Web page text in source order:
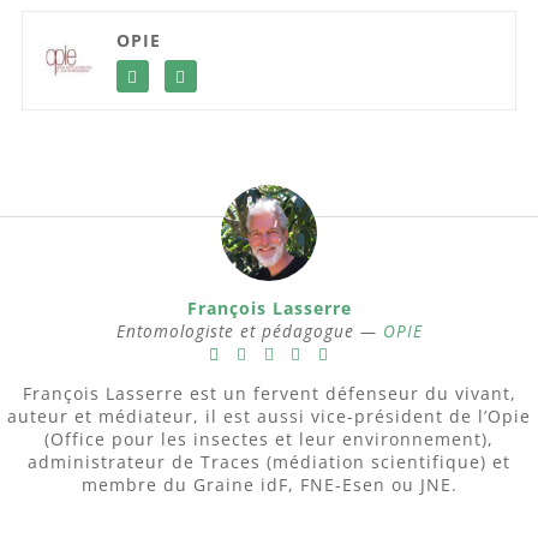
OPIE
François Lasserre
Entomologiste et pédagogue — OPIE
François Lasserre est un fervent défenseur du vivant,
auteur et médiateur, il est aussi vice-président de l’Opie
(Office pour les insectes et leur environnement),
administrateur de Traces (médiation scientifique) et
membre du Graine idF, FNE-Esen ou JNE.